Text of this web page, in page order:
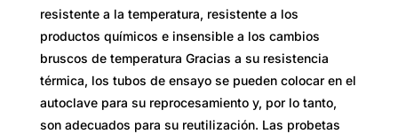
resistente a la temperatura, resistente a los
productos químicos e insensible a los cambios
bruscos de temperatura Gracias a su resistencia
térmica, los tubos de ensayo se pueden colocar en el
autoclave para su reprocesamiento y, por lo tanto,
son adecuados para su reutilización. Las probetas